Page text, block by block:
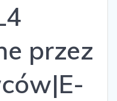
przez